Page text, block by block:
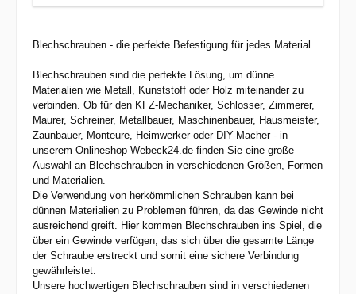
Blechschrauben - die perfekte Befestigung für jedes Material
Blechschrauben sind die perfekte Lösung, um dünne
Materialien wie Metall, Kunststoff oder Holz miteinander zu
verbinden. Ob für den KFZ-Mechaniker, Schlosser, Zimmerer,
Maurer, Schreiner, Metallbauer, Maschinenbauer, Hausmeister,
Zaunbauer, Monteure, Heimwerker oder DIY-Macher - in
unserem Onlineshop Webeck24.de finden Sie eine große
Auswahl an Blechschrauben in verschiedenen Größen, Formen
und Materialien.
Die Verwendung von herkömmlichen Schrauben kann bei
dünnen Materialien zu Problemen führen, da das Gewinde nicht
ausreichend greift. Hier kommen Blechschrauben ins Spiel, die
über ein Gewinde verfügen, das sich über die gesamte Länge
der Schraube erstreckt und somit eine sichere Verbindung
gewährleistet.
Unsere hochwertigen Blechschrauben sind in verschiedenen